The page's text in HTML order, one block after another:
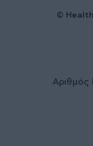
©
Αριθμός